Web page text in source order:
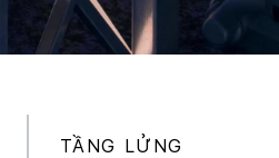
TẦNG LỬNG